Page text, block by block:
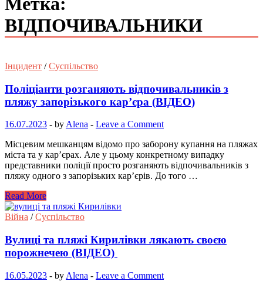
ВІДПОЧИВАЛЬНИКИ
Інцидент /Суспільство
Поліціанти розганяють відпочивальників з
пляжу запорізького кар’єра (ВІДЕО)
16.07.2023 - by Alena - Leave a Comment
Місцевим мешканцям відомо про заборону купання на пляжах
міста та у кар’єрах. Але у цьому конкретному випадку
представники поліції просто розганяють відпочивальників з
пляжу одного з запорізьких кар’єрів. До того …
Read More
Війна /Суспільство
Вулиці та пляжі Кирилівки лякають своєю
порожнечею (ВІДЕО)
16.05.2023 - by Alena - Leave a Comment